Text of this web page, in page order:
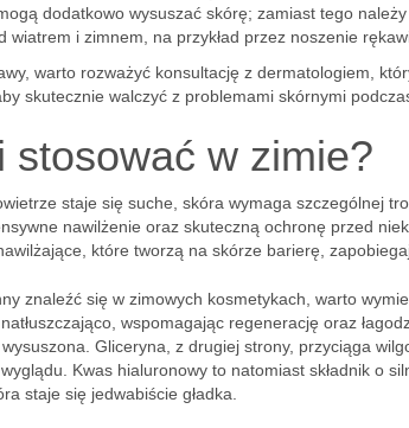
dodatkowo wysuszać skórę; zamiast tego należy
wiatrem i zimnem, na przykład przez noszenie
warto rozważyć konsultację z dermatologiem,
skutecznie walczyć z problemami skórnymi
stosować w zimie?
staje się suche, skóra wymaga szczególnej
nawilżenie oraz skuteczną ochronę przed
które tworzą na skórze barierę,
znaleźć się w zimowych kosmetykach, warto
natłuszczająco, wspomagając regenerację oraz
Gliceryna, z drugiej strony, przyciąga
Kwas hialuronowy to natomiast składnik o
staje się jedwabiście gładka.